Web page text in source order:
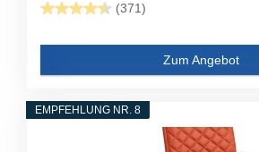
(371)
Zum Angebot
EMPFEHLUNG NR. 8